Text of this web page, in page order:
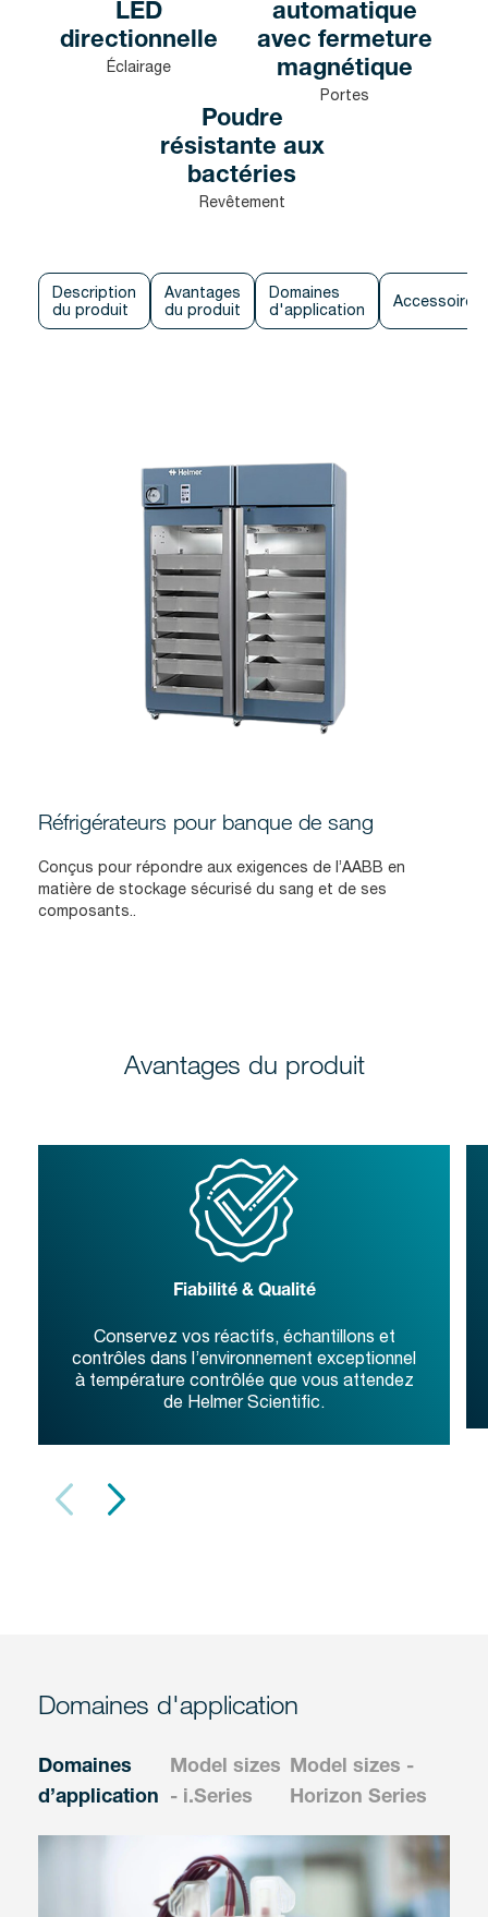
LED
directionnelle
Éclairage
automatique
avec fermeture
magnétique
Portes
Poudre
résistante aux
bactéries
Revêtement
Description
du produit
Avantages
du produit
Domaines
d'application
Accessoires
Réfrigérateurs pour banque de sang
Conçus pour répondre aux exigences de l’AABB en
matière de stockage sécurisé du sang et de ses
composants..
Avantages du produit
Fiabilité & Qualité
Conservez vos réactifs, échantillons et
contrôles dans l’environnement exceptionnel
à température contrôlée que vous attendez
de Helmer Scientific.
Domaines d'application
Domaines
d’application
Model sizes
- i.Series
Model sizes -
Horizon Series